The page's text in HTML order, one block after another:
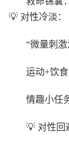
💡 对性冷淡：
“微量刺
运动+饮
情趣小任
💡 对性回